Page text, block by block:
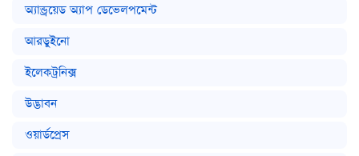
অ্যান্ড্রয়েড অ্যাপ ডেভেলপমেন্ট
আরডুইনো
ইলেকট্রনিক্স
উদ্ভাবন
ওয়ার্ডপ্রেস